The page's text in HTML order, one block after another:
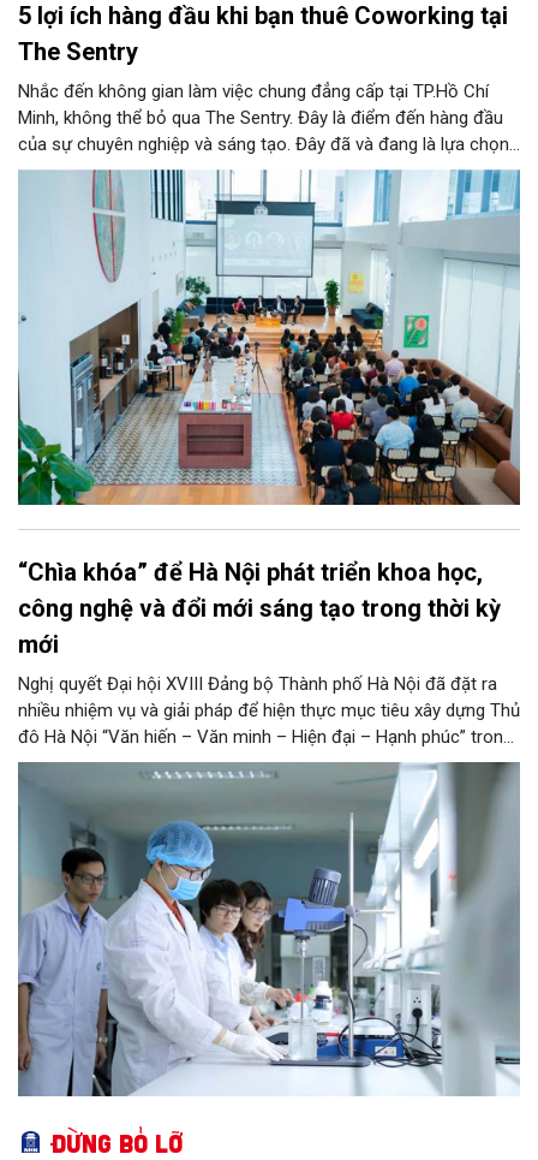
5 lợi ích hàng đầu khi bạn thuê Coworking tại
The Sentry
Nhắc đến không gian làm việc chung đẳng cấp tại TP.Hồ Chí
Minh, không thể bỏ qua The Sentry. Đây là điểm đến hàng đầu
của sự chuyên nghiệp và sáng tạo. Đây đã và đang là lựa chọn
ưu tiên của đông đảo doanh nghiệp cũng như cá nhân khi tìm
kiếm một văn phòng làm việc chuẩn mực giữa lòng thành phố
sôi động bậc nhất cả nước này.
“Chìa khóa” để Hà Nội phát triển khoa học,
công nghệ và đổi mới sáng tạo trong thời kỳ
mới
Nghị quyết Đại hội XVIII Đảng bộ Thành phố Hà Nội đã đặt ra
nhiều nhiệm vụ và giải pháp để hiện thực mục tiêu xây dựng Thủ
đô Hà Nội “Văn hiến – Văn minh – Hiện đại – Hạnh phúc” trong
thời kỳ mới. Trong đó, Hà Nội sẽ thúc đẩy phát triển khoa học,
công nghệ, đổi mới sáng tạo và chuyển đổi số toàn diện trong
Đừng bỏ lỡ